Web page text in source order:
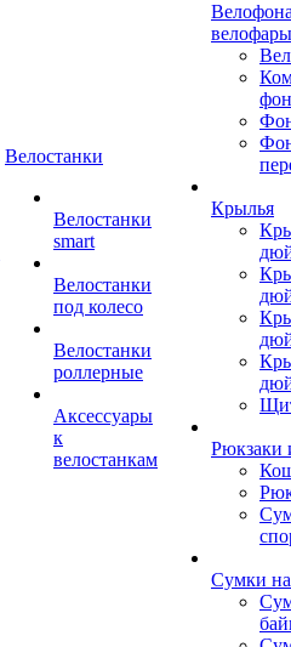
Велостанки
Велостанки
smart
Велостанки
под колесо
Велостанки
роллерные
Аксессуары
к
велостанкам
велофары
Крылья
Рюкзаки
Сумки